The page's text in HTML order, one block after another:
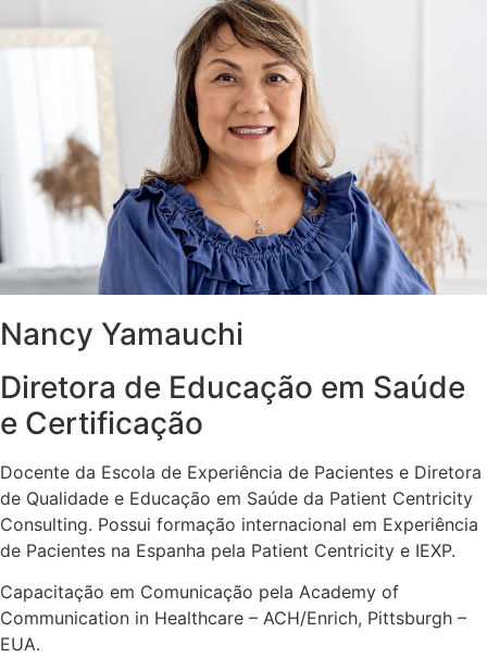
Nancy Yamauchi
Diretora de Educação em Saúde
e Certificação
Docente da Escola de Experiência de Pacientes e Diretora
de Qualidade e Educação em Saúde da Patient Centricity
Consulting. Possui formação internacional em Experiência
de Pacientes na Espanha pela Patient Centricity e IEXP.
Capacitação em Comunicação pela Academy of
Communication in Healthcare – ACH/Enrich, Pittsburgh –
EUA.